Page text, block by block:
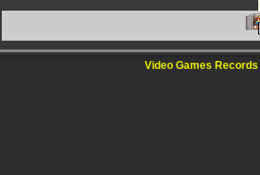
Video Games Records